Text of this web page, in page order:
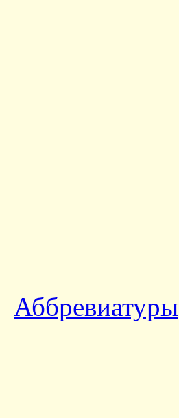
Аббревиатуры